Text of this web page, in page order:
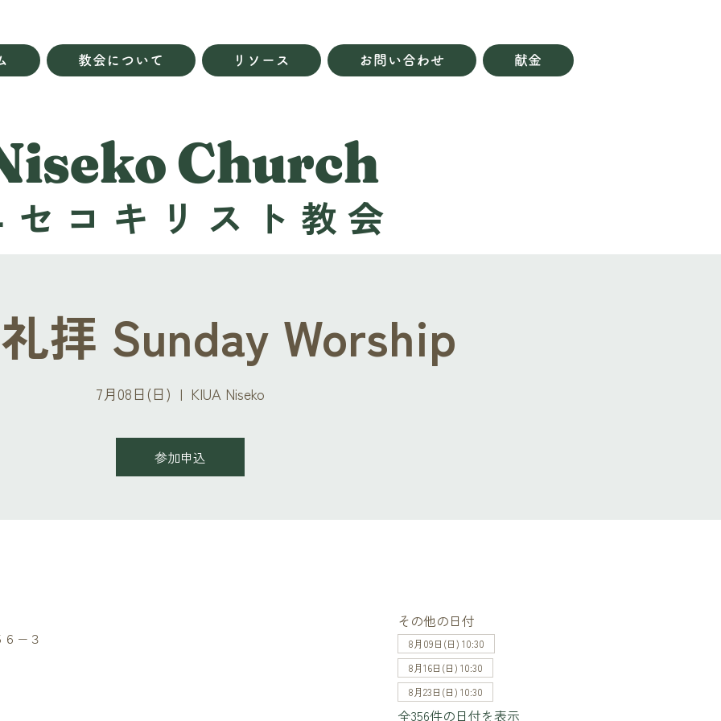
教会について リソース お問い合わせ 献金
セコキリスト教会
Church
拝 Sunday Worship
7月08日(日)
  |
KIUA Niseko
参加申込
６−３
その他の日付
8月09日(日) 10:30
8月16日(日) 10:30
8月23日(日) 10:30
全356件の日付を表示